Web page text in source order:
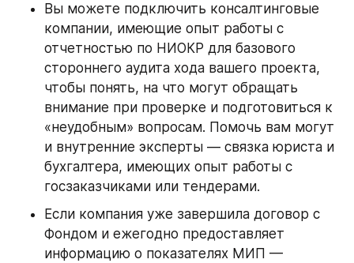
Вы можете подключить консалтинговые
компании, имеющие опыт работы с
отчетностью по НИОКР для базового
стороннего аудита хода вашего проекта,
чтобы понять, на что могут обращать
внимание при проверке и подготовиться к
«неудобным» вопросам. Помочь вам могут
и внутренние эксперты — связка юриста и
бухгалтера, имеющих опыт работы с
госзаказчиками или тендерами.
Если компания уже завершила договор с
Фондом и ежегодно предоставляет
информацию о показателях МИП —